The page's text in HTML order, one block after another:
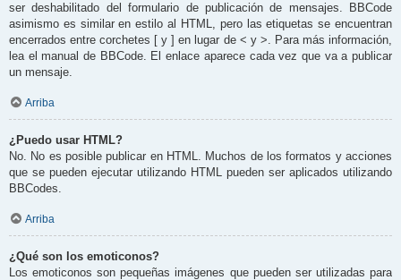
ser deshabilitado del formulario de publicación de mensajes. BBCode
asimismo es similar en estilo al HTML, pero las etiquetas se encuentran
encerrados entre corchetes [ y ] en lugar de < y >. Para más información,
lea el manual de BBCode. El enlace aparece cada vez que va a publicar
un mensaje.
Arriba
¿Puedo usar HTML?
No. No es posible publicar en HTML. Muchos de los formatos y acciones
que se pueden ejecutar utilizando HTML pueden ser aplicados utilizando
BBCodes.
Arriba
¿Qué son los emoticonos?
Los emoticonos son pequeñas imágenes que pueden ser utilizadas para